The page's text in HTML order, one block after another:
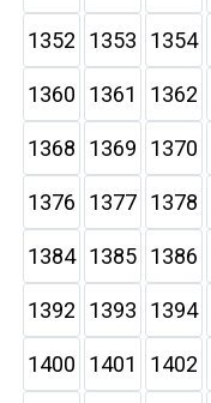
1352 1353 1354
1360 1361 1362
1368 1369 1370
1376 1377 1378
1384 1385 1386
1392 1393 1394
1400 1401 1402